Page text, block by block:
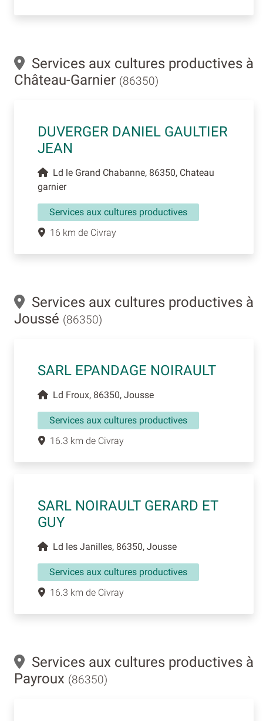
Services aux cultures productives à
Château-Garnier (86350)
DUVERGER DANIEL GAULTIER
JEAN
Ld le Grand Chabanne, 86350, Chateau
garnier
Services aux cultures productives
16 km de Civray
Services aux cultures productives à
Joussé (86350)
SARL EPANDAGE NOIRAULT
Ld Froux, 86350, Jousse
Services aux cultures productives
16.3 km de Civray
SARL NOIRAULT GERARD ET
GUY
Ld les Janilles, 86350, Jousse
Services aux cultures productives
16.3 km de Civray
Services aux cultures productives à
Payroux (86350)